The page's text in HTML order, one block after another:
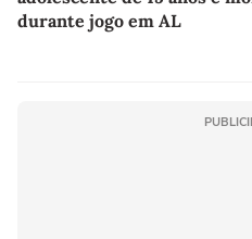
durante jogo em AL